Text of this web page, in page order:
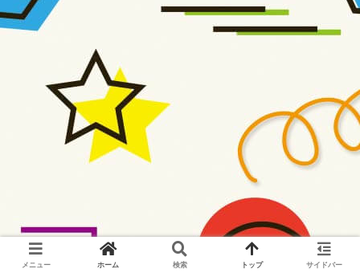
メニュー ホーム 検索 トップ サイドバー